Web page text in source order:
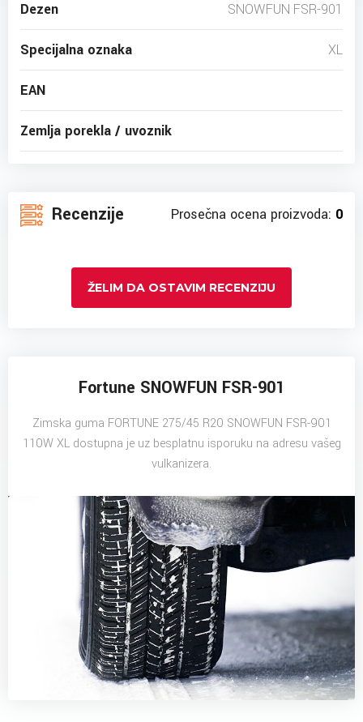
Dezen SNOWFUN FSR-901
Specijalna oznaka XL
EAN
Zemlja porekla / uvoznik
Recenzije Prosečna ocena proizvoda: 0
ŽELIM DA OSTAVIM RECENZIJU
Fortune SNOWFUN FSR-901
Zimska guma FORTUNE 275/45 R20 SNOWFUN FSR-901
110W XL dostupna je uz besplatnu isporuku na adresu vašeg
vulkanizera.